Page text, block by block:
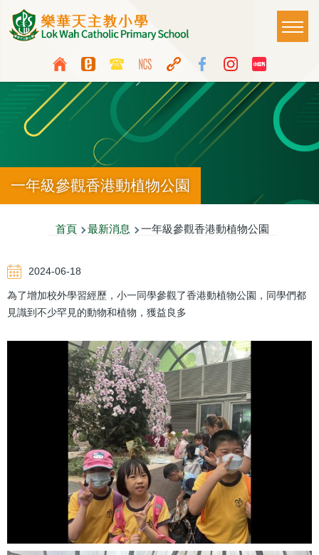
移至主內容
Top
Media
Icon
Button
Language
switcher
Main
一年級參觀香港動植物公園
連
結
首頁 最新消息 一年級參觀香港動植物公園
2024-06-18
為了增加校外學習經歷，小一同學參觀了香港動植物公園，同學們都
見識到不少罕見的動物和植物，獲益良多